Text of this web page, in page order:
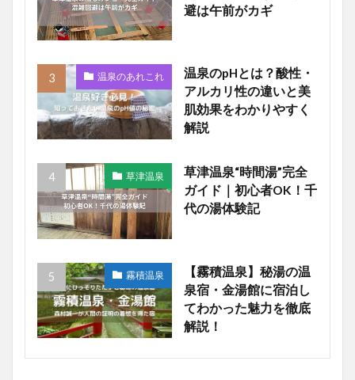
避は午前がカギ
温泉のあれこれ
温泉のpHとは？酸性・
アルカリ性の違いと美
肌効果をわかりやすく
解説
草津温泉
草津温泉“時間湯”完全
ガイド｜初心者OK！千
代の湯体験記
霧積温泉
【霧積温泉】秘湯の温
泉宿・金湯館に宿泊し
てわかった魅力を徹底
解説！